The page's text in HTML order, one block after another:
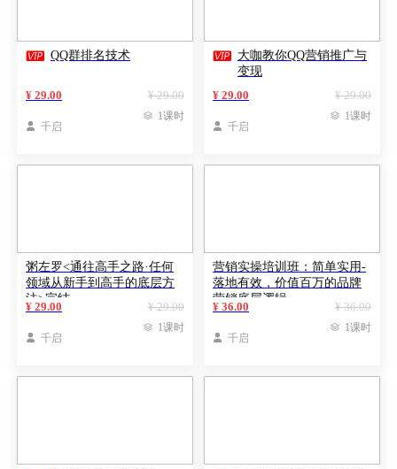
 QQ群排名技术
¥ 29.00
¥ 29.00
 千启
 1课时
 大咖教你QQ营销推广与
变现
¥ 29.00
¥ 29.00
 千启
 1课时
粥左罗<通往高手之路·任何
领域从新手到高手的底层方
法>完结
¥ 29.00
¥ 29.00
 千启
 1课时
营销实操培训班：简单实用-
落地有效，价值百万的品牌
营销底层逻辑
¥ 36.00
¥ 36.00
 千启
 1课时